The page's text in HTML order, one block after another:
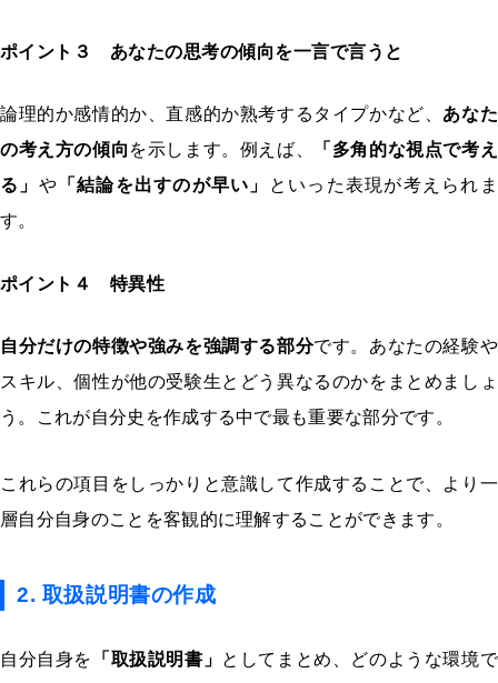
ポイント３ あなたの思考の傾向を一言で言うと
論理的か感情的か、直感的か熟考するタイプかなど、 あなた
の考え方の傾向 を示します。例えば、
「多角的な視点で考え
る」 や 「結論を出すのが早い」
といった表現が考えられま
す。
ポイント４ 特異性
自分だけの特徴や強みを強調する部分です。あなたの経験や
スキル、個性が他の受験生とどう異なるのかをまとめましょ
う。これが自分史を作成する中で最も重要な部分です。
これらの項目をしっかりと意識して作成することで、 より一
層自分自身のことを客観的に理解すること ができます。
2. 取扱説明書の作成
自分自身を 「取扱説明書」 としてまとめ、どのような環境で